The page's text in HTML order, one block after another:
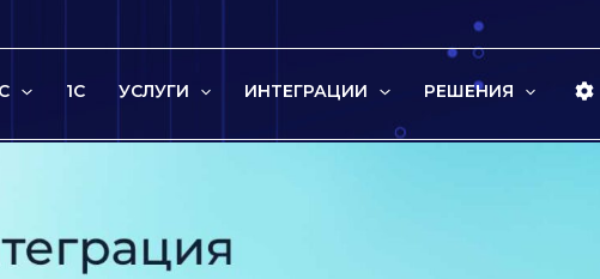
1C УСЛУГИ ИНТЕГРАЦИИ РЕШЕНИЯ